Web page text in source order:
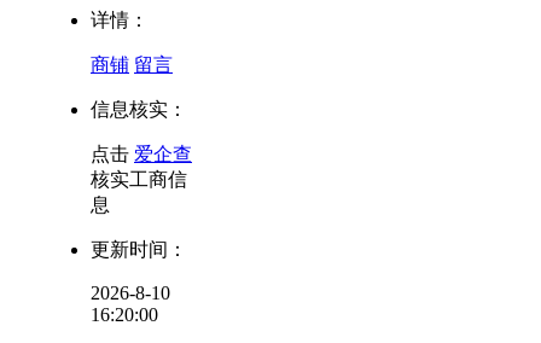
详情：
商铺 留言
信息核实：
点击 爱企查
核实工商信
息
更新时间：
2026-8-10
16:20:00